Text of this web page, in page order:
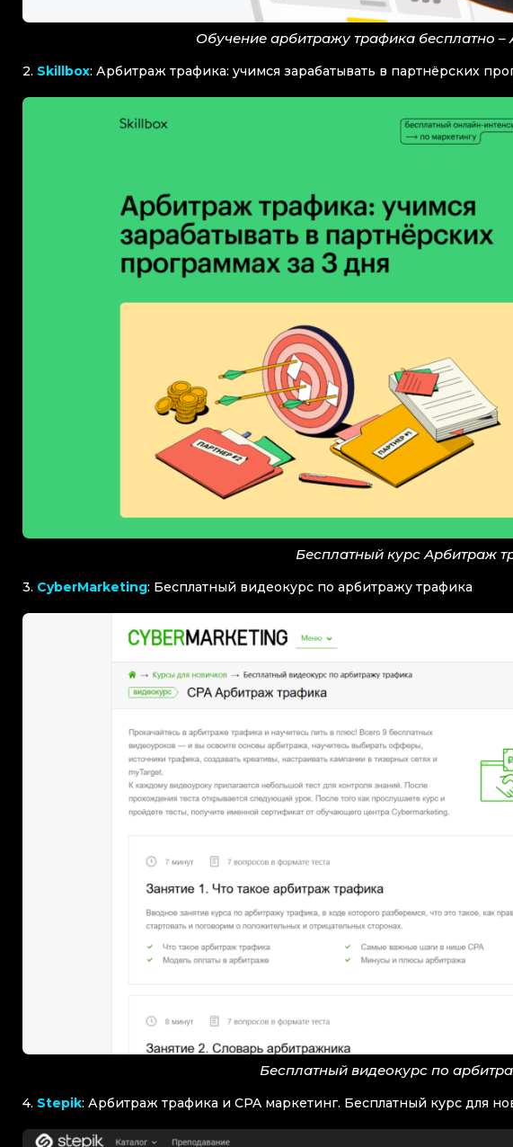
Обучение арбитражу трафика бесплатно –
2. Skillbox: Арбитраж трафика: учимся зарабатывать в партнёрских
Бесплатный курс Арбитраж
3. СyberMarketing: Бесплатный видеокурс по арбитражу трафика
Бесплатный видеокурс по
4. Stepik: Арбитраж трафика и CPA маркетинг. Бесплатный курс для